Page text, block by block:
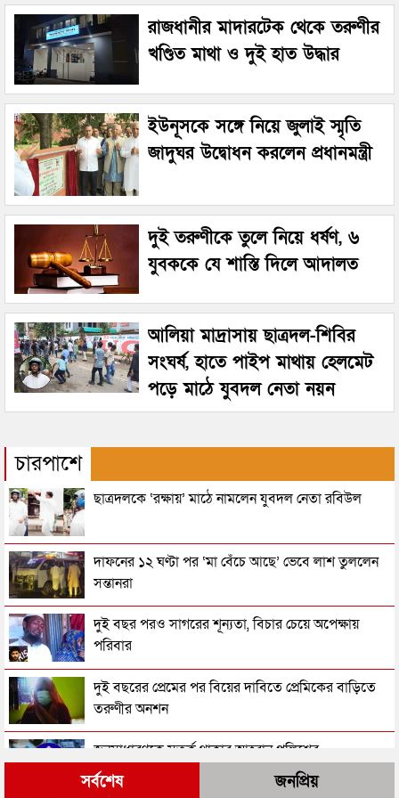
রাজধানীর মাদারটেক থেকে তরুণীর
খণ্ডিত মাথা ও দুই হাত উদ্ধার
ইউনূসকে সঙ্গে নিয়ে জুলাই স্মৃতি
জাদুঘর উদ্বোধন করলেন প্রধানমন্ত্রী
দুই তরুণীকে তুলে নিয়ে ধর্ষণ, ৬
যুবককে যে শাস্তি দিলে আদালত
আলিয়া মাদ্রাসায় ছাত্রদল-শিবির
সংঘর্ষ, হাতে পাইপ মাথায় হেলমেট
পড়ে মাঠে যুবদল নেতা নয়ন
চারপাশে
ছাত্রদলকে ‘রক্ষায়’ মাঠে নামলেন যুবদল নেতা রবিউল
দাফনের ১২ ঘণ্টা পর ‘মা বেঁচে আছে’ ভেবে লাশ তুললেন
সন্তানরা
দুই বছর পরও সাগরের শূন্যতা, বিচার চেয়ে অপেক্ষায়
পরিবার
দুই বছরের প্রেমের পর বিয়ের দাবিতে প্রেমিকের বাড়িতে
তরুণীর অনশন
জনসাধারণকে সতর্ক থাকার আহ্বান পুলিশের
সর্বশেষ জনপ্রিয়